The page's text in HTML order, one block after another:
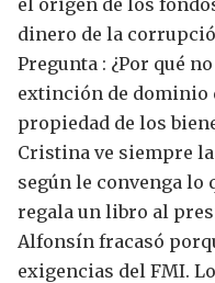
dinero de la
Pregunta : ¿Por qué
extinción de
propiedad de los
Cristina ve siempre
según le convenga lo
regala un libro al
Alfonsín fracasó
exigencias del FMI.